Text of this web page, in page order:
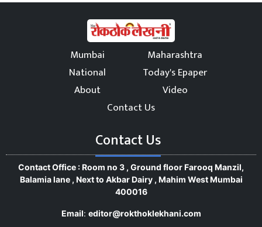
Mumbai
Maharashtra
National
Today's Epaper
About
Video
Contact Us
Contact Us
Contact Office : Room no 3 , Ground floor Farooq Manzil,
Balamia lane , Next to Akbar Dairy , Mahim West Mumbai
400016
Email: editor@rokthoklekhani.com